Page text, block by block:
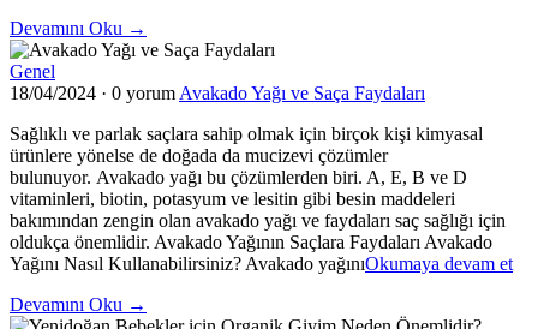
Yöntemler
Devamını Oku →
Genel
18/04/2024 · 0 yorum Avakado Yağı ve Saça Faydaları
Sağlıklı ve parlak saçlara sahip olmak için birçok kişi kimyasal
ürünlere yönelse de doğada da mucizevi çözümler
bulunuyor. Avakado yağı bu çözümlerden biri. A, E, B ve D
vitaminleri, biotin, potasyum ve lesitin gibi besin maddeleri
bakımından zengin olan avakado yağı ve faydaları saç sağlığı için
oldukça önemlidir. Avakado Yağının Saçlara Faydaları Avakado
Yağını Nasıl Kullanabilirsiniz? Avakado yağınıOkumaya devam et
Devamını Oku →